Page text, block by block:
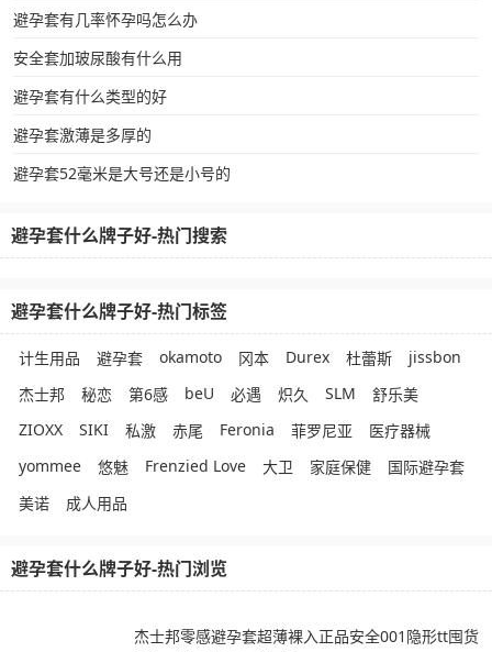
避孕套有几率怀孕吗怎么办
安全套加玻尿酸有什么用
避孕套有什么类型的好
避孕套激薄是多厚的
避孕套52毫米是大号还是小号的
避孕套什么牌子好-热门搜索
避孕套什么牌子好-热门标签
计生用品 避孕套 okamoto 冈本 Durex 杜蕾斯
jissbon
杰士邦
秘恋 第6感 beU 必遇 炽久 SLM
舒乐美
ZIOXX
SIKI 私激 赤尾 Feronia 菲罗尼亚
医疗器械
yommee
悠魅 Frenzied Love 大卫 家庭保健
国际避孕套
美诺
成人用品
避孕套什么牌子好-热门浏览
杰士邦零感避孕套超薄裸入正品安全001隐形tt囤货